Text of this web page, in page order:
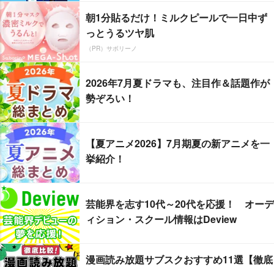
朝1分貼るだけ！ミルクピールで一日中ず
っとうるツヤ肌
（PR）サボリーノ
2026年7月夏ドラマも、注目作＆話題作が
勢ぞろい！
【夏アニメ2026】7月期夏の新アニメを一
挙紹介！
芸能界を志す10代～20代を応援！ オーデ
ィション・スクール情報はDeview
漫画読み放題サブスクおすすめ11選【徹底